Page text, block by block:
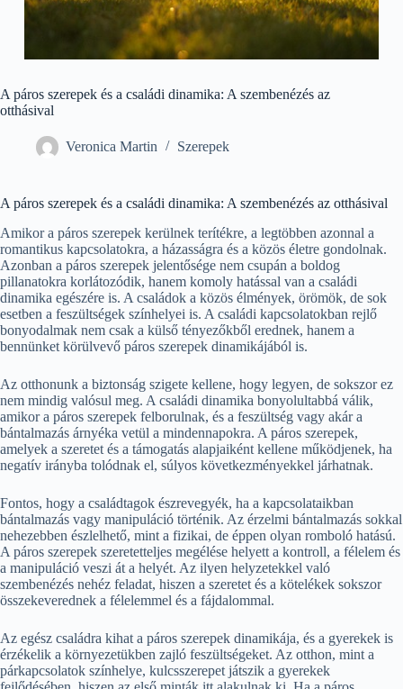
A páros szerepek és a családi dinamika: A szembenézés az
otthásival
Veronica Martin Szerepek
A páros szerepek és a családi dinamika: A szembenézés az otthásival
Amikor a páros szerepek kerülnek terítékre, a legtöbben azonnal a
romantikus kapcsolatokra, a házasságra és a közös életre gondolnak.
Azonban a páros szerepek jelentősége nem csupán a boldog
pillanatokra korlátozódik, hanem komoly hatással van a családi
dinamika egészére is. A családok a közös élmények, örömök, de sok
esetben a feszültségek színhelyei is. A családi kapcsolatokban rejlő
bonyodalmak nem csak a külső tényezőkből erednek, hanem a
bennünket körülvevő páros szerepek dinamikájából is.
Az otthonunk a biztonság szigete kellene, hogy legyen, de sokszor ez
nem mindig valósul meg. A családi dinamika bonyolultabbá válik,
amikor a páros szerepek felborulnak, és a feszültség vagy akár a
bántalmazás árnyéka vetül a mindennapokra. A páros szerepek,
amelyek a szeretet és a támogatás alapjaiként kellene működjenek, ha
negatív irányba tolódnak el, súlyos következményekkel járhatnak.
Fontos, hogy a családtagok észrevegyék, ha a kapcsolataikban
bántalmazás vagy manipuláció történik. Az érzelmi bántalmazás sokkal
nehezebben észlelhető, mint a fizikai, de éppen olyan romboló hatású.
A páros szerepek szeretetteljes megélése helyett a kontroll, a félelem és
a manipuláció veszi át a helyét. Az ilyen helyzetekkel való
szembenézés nehéz feladat, hiszen a szeretet és a kötelékek sokszor
összekeverednek a félelemmel és a fájdalommal.
Az egész családra kihat a páros szerepek dinamikája, és a gyerekek is
érzékelik a környezetükben zajló feszültségeket. Az otthon, mint a
párkapcsolatok színhelye, kulcsszerepet játszik a gyerekek